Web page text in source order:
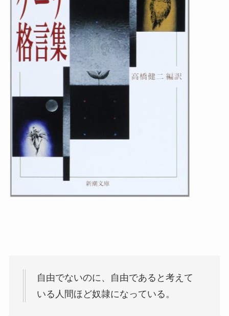
自由でないのに、自由であると考えて
いる人間ほど奴隷になっている。